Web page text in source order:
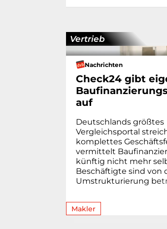
Vertrieb
Nachrichten
Check24 gibt
auf
Deutschlands größtes
Vergleichsportal
komplettes
vermittelt
künftig nicht mehr
Beschäftigte sind von
Umstrukturierung bet
Makler